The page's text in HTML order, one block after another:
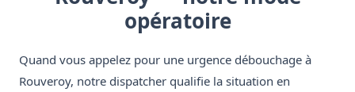
opératoire
Quand vous appelez pour une urgence débouchage à
Rouveroy, notre dispatcher qualifie la situation en